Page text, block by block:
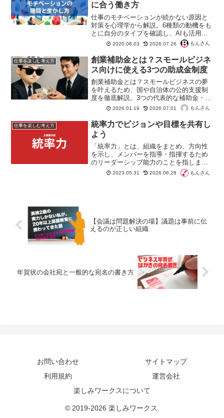
に合う働き方
仕事のモチベーションが続かない原因と
対策を心理学から解説。6種類の動機をも
とに自分のタイプを確認し、AIも活用し
ながら無理なく仕事を効率化する具体的
2020.08.03 2026.07.26 もんさん
仕事を楽しむ考え方
創業補助金とは？スモールビジネ
ス向けに使える3つの助成金制度
創業補助金とは？スモールビジネスの夢
を叶えるため、国や自治体の公的支援制
度を徹底解説。3つの代表的な補助金・助
成金について、対象者、申請のコツ、注
の不安解消を応援します。
2026.01.19 2026.07.01 もんさん
仕事を楽しむ考え方
統率力でビジョンや目標を共有し
よう
「統率力」とは、組織をまとめ、方向性
を示し、メンバーを指導・指揮するため
のリーダーシップ能力のことを指しま
す。リーダーシップという言葉は幅広い
意味を持ちますが、「統率力」という言
2023.05.31 2026.06.28 もんさん
【会議は問題解決の場】議題は事前に伝
えるのが正しい組織
年賀状の会社宛と一般的な宛名の書き方
お問い合わせ
サイトマップ
利用規約
運営会社
楽しみワークスについて
© 2019-2026 楽しみワークス.